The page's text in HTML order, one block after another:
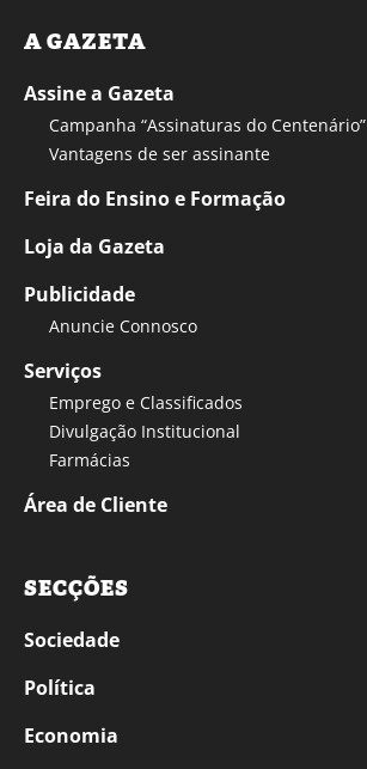
A GAZETA
Assine a Gazeta
Campanha “Assinaturas do Centenário”
Vantagens de ser assinante
Feira do Ensino e Formação
Loja da Gazeta
Publicidade
Anuncie Connosco
Serviços
Emprego e Classificados
Divulgação Institucional
Farmácias
Área de Cliente
SECÇÕES
Sociedade
Política
Economia